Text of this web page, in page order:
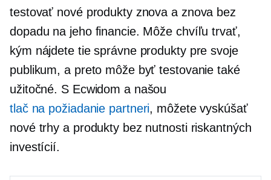
testovať nové produkty znova a znova bez
dopadu na jeho financie. Môže chvíľu trvať,
kým nájdete tie správne produkty pre svoje
publikum, a preto môže byť testovanie také
užitočné. S Ecwidom a našou
tlač na požiadanie partneri, môžete vyskúšať
nové trhy a produkty bez nutnosti riskantných
investícií.